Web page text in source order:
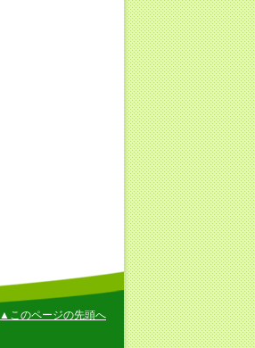
▲このページの先頭へ